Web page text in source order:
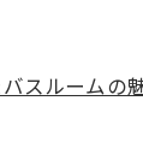
スルームの